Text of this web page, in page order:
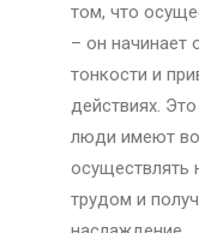
том, что
– он начинает
тонкости и
действиях.
люди имеют
осуществлять
трудом и